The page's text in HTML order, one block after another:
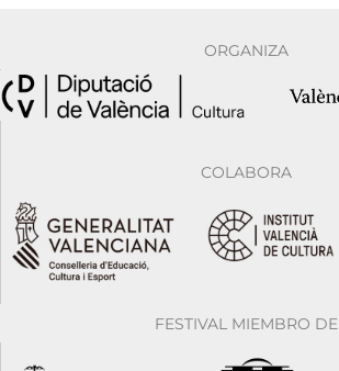
ORGANIZA
COLABORA
FESTIVAL MIEMBRO DE